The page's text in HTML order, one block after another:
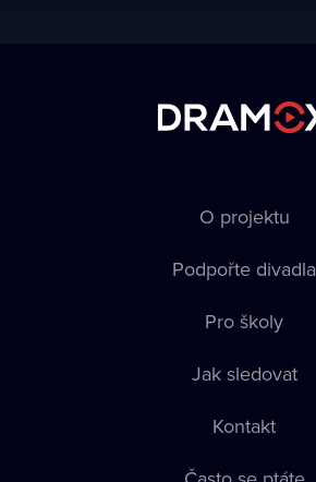
O projektu
Podpořte divadla
Pro školy
Jak sledovat
Kontakt